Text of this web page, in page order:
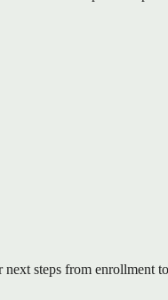
steps from enrollment